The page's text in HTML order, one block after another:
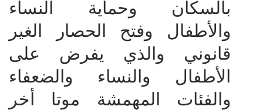
بالسكان وحماية النساء
والأطفال وفتح الحصار الغير
قانوني والذي يفرض على
الأطفال والنساء والضعفاء
والفئات المهمشة موتا أخر